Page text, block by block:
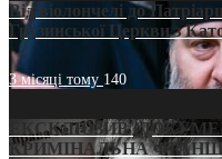
Від віолончелі до
Грузинської Церкви з
3 місяці тому 140
ЕКСКЛЮЗИВ
КРИМІНАЛЬНА